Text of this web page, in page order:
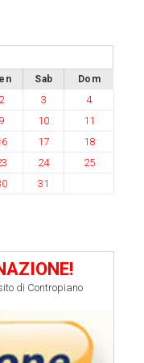
Sab Dom
2 3
4
9 10
11
17
18
24
25
31
di Contropiano